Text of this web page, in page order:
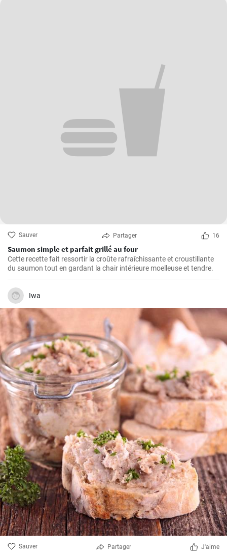
Sauver Partager 16
Saumon simple et parfait grillé au four
Cette recette fait ressortir la croûte rafraîchissante et croustillante
du saumon tout en gardant la chair intérieure moelleuse et tendre.
Iwa
Sauver Partager J'aime